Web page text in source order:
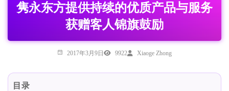
隽永东方提供持续的优质产品与服务
获赠客人锦旗鼓励
2017年3月9日 9922 Xiaoge Zhong
目录